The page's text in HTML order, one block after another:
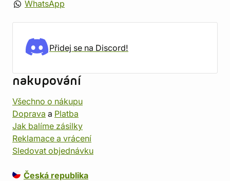
WhatsApp
Přidej se na Discord!
nakupování
Všechno o nákupu
Doprava a Platba
Jak balíme zásilky
Reklamace a vrácení
Sledovat objednávku
Česká republika